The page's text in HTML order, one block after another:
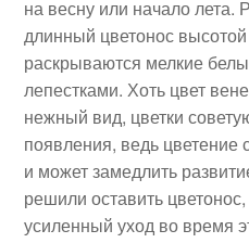
на весну или начало лета.
длинный цветонос
раскрываются мелкие
лепестками. Хоть цвет
нежный вид, цветки
появления, ведь цветение
и может замедлить
решили оставить
усиленный уход во время